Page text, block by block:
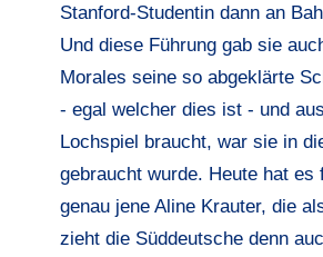
Stanford-Studentin dann an
Und diese Führung gab sie
Morales seine so abgeklärte
- egal welcher dies ist - und
Lochspiel braucht, war sie in
gebraucht wurde. Heute hat
genau jene Aline Krauter, die
zieht die Süddeutsche denn